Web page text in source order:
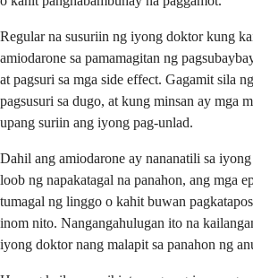
Regular na susuriin ng iyong doktor kung
amiodarone sa pamamagitan ng
at pagsuri sa mga side effect. Gagamit sila
pagsusuri sa dugo, at kung minsan ay mga
upang suriin ang iyong pag-unlad.
Dahil ang amiodarone ay nananatili sa
loob ng napakatagal na panahon, ang mga
tumagal ng linggo o kahit buwan
inom nito. Nangangahulugan ito na
iyong doktor nang malapit sa panahon ng